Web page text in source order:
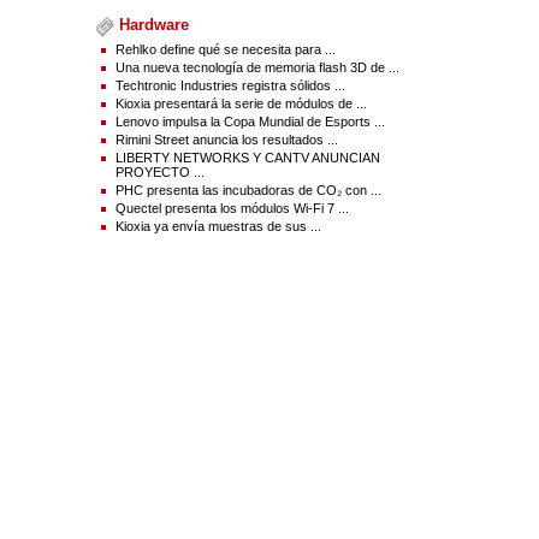
Source(s) : Silver Spring Networks
Hardware
Rehlko define qué se necesita para ...
Una nueva tecnología de memoria flash 3D de ...
Techtronic Industries registra sólidos ...
Kioxia presentará la serie de módulos de ...
Lenovo impulsa la Copa Mundial de Esports ...
Rimini Street anuncia los resultados ...
LIBERTY NETWORKS Y CANTV ANUNCIAN
PROYECTO ...
PHC presenta las incubadoras de CO₂ con ...
Quectel presenta los módulos Wi-Fi 7 ...
Kioxia ya envía muestras de sus ...